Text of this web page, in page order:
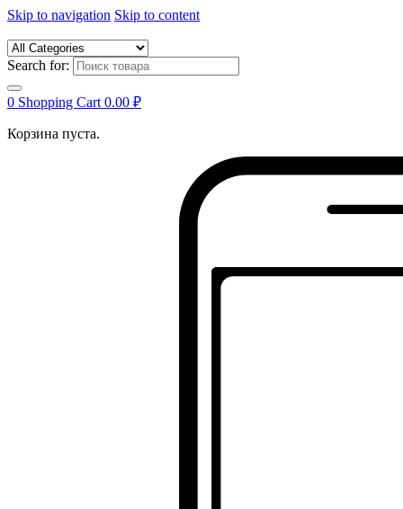
Skip to navigation Skip to content
Search for:
0 Shopping Cart 0.00 ₽
Корзина пуста.